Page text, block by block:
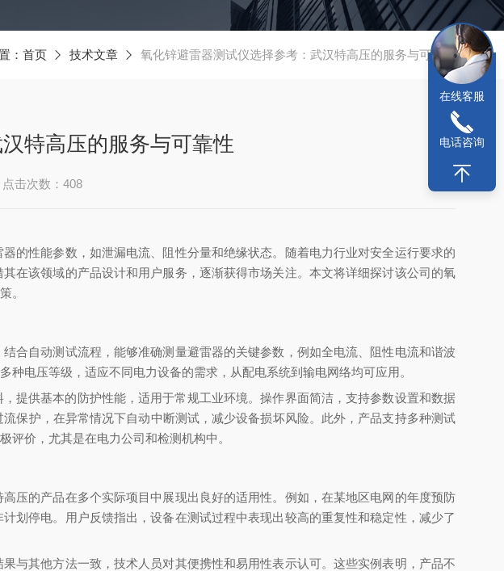
： 首页 技术文章 氧化锌避雷器测试仪选择参考：武汉特高压的服务与可靠性
特高压的服务与可靠性
点击次数：408
的性能参数，如泄漏电流、阻性分量和绝缘状态。随着电力行业对安全运行要求的
在该领域的产品设计和用户服务，逐渐获得市场关注。本文将详细探讨该公司的氧
。
合自动测试流程，能够准确测量避雷器的关键参数，例如全电流、阻性电流和谐波
电压等级，适应不同电力设备的需求，从配电系统到输电网络均可应用。
提供基本的防护性能，适用于常规工业环境。操作界面简洁，支持参数设置和数据
保护，在异常情况下自动中断测试，减少设备损坏风险。此外，产品支持多种测试
价，尤其是在电力公司和检测机构中。
压的产品在多个实际项目中展现出良好的适用性。例如，在某地区电网的年度预防
划停电。用户反馈指出，设备在测试过程中表现出较高的重复性和稳定性，减少了
与其他方法一致，技术人员对其便携性和易用性表示认可。这些实例表明，产品不
在线客服
电话咨询